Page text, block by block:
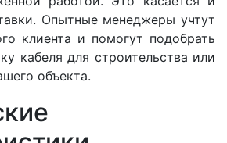
Опытные менеджеры учтут
клиента и помогут подобрать
кабеля для строительства или
объекта.